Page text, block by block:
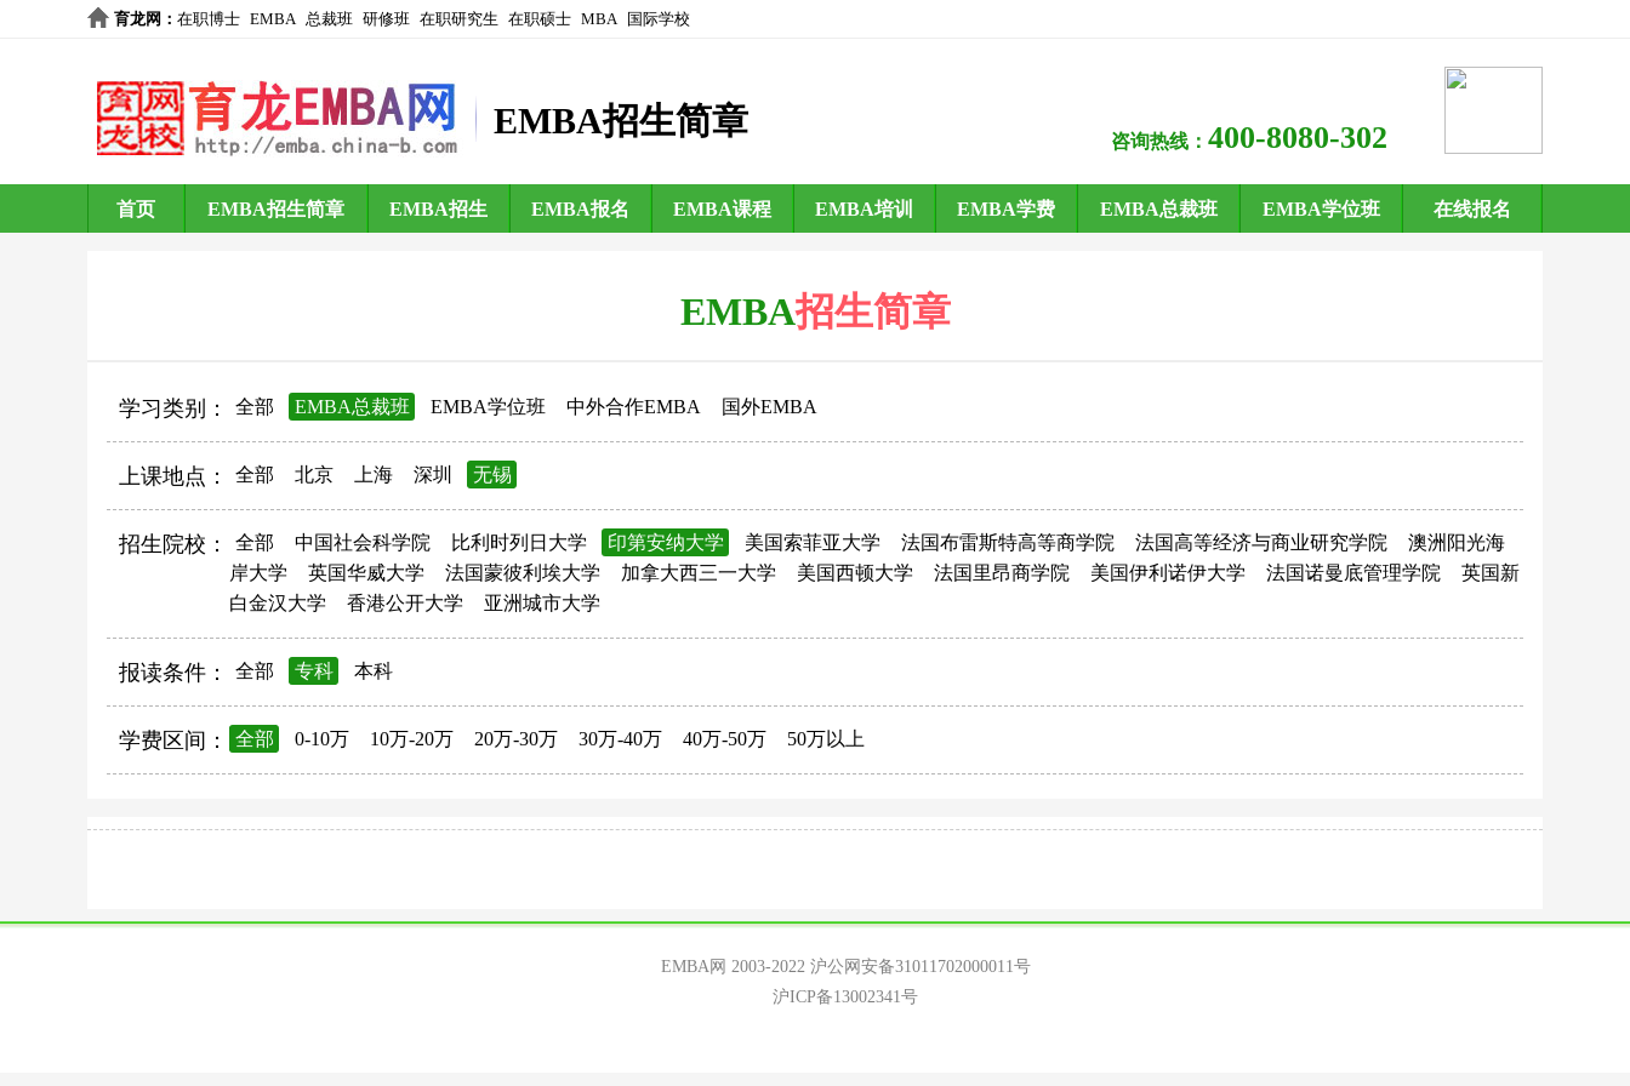
育龙网 ： 在职博士 EMBA 总裁班 研修班 在职研究生 在职硕士 MBA 国际学校
EMBA招生简章
咨询热线： 400-8080-302
首页 EMBA招生简章 EMBA招生 EMBA报名 EMBA课程 EMBA培训 EMBA学费 EMBA总裁班 EMBA学位班 在线报名
EMBA招生简章
学习类别： 全部 EMBA总裁班 EMBA学位班 中外合作EMBA 国外EMBA
上课地点： 全部 北京 上海 深圳 无锡
招生院校： 全部 中国社会科学院 比利时列日大学 印第安纳大学 美国索菲亚大学 法国布雷斯特高等商学院 法国高等经济与商业研究学院
澳洲阳光海
岸大学
英国华威大学 法国蒙彼利埃大学 加拿大西三一大学 美国西顿大学 法国里昂商学院 美国伊利诺伊大学 法国诺曼底管理学院
英国新
白金汉大学
香港公开大学 亚洲城市大学
报读条件： 全部 专科 本科
学费区间： 全部 0-10万 10万-20万 20万-30万 30万-40万 40万-50万 50万以上
EMBA网 2003-2022 沪公网安备31011702000011号
沪ICP备13002341号